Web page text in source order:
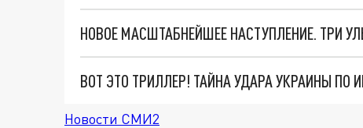
ВОТ ЭТО ТРИЛЛЕР! ТАЙНА УДАРА УКРАИНЫ ПО
Новости СМИ2